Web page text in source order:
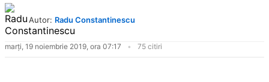
Autor: Radu Constantinescu
marți, 19 noiembrie 2019, ora 07:17 75 citiri